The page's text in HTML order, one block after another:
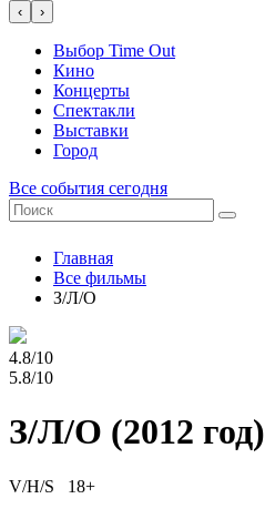
‹ ›
Выбор Time Out
Кино
Концерты
Спектакли
Выставки
Город
Все события сегодня
Главная
Все фильмы
З/Л/О
4.8/10
5.8/10
З/Л/О (2012 год)
V/H/S 18+